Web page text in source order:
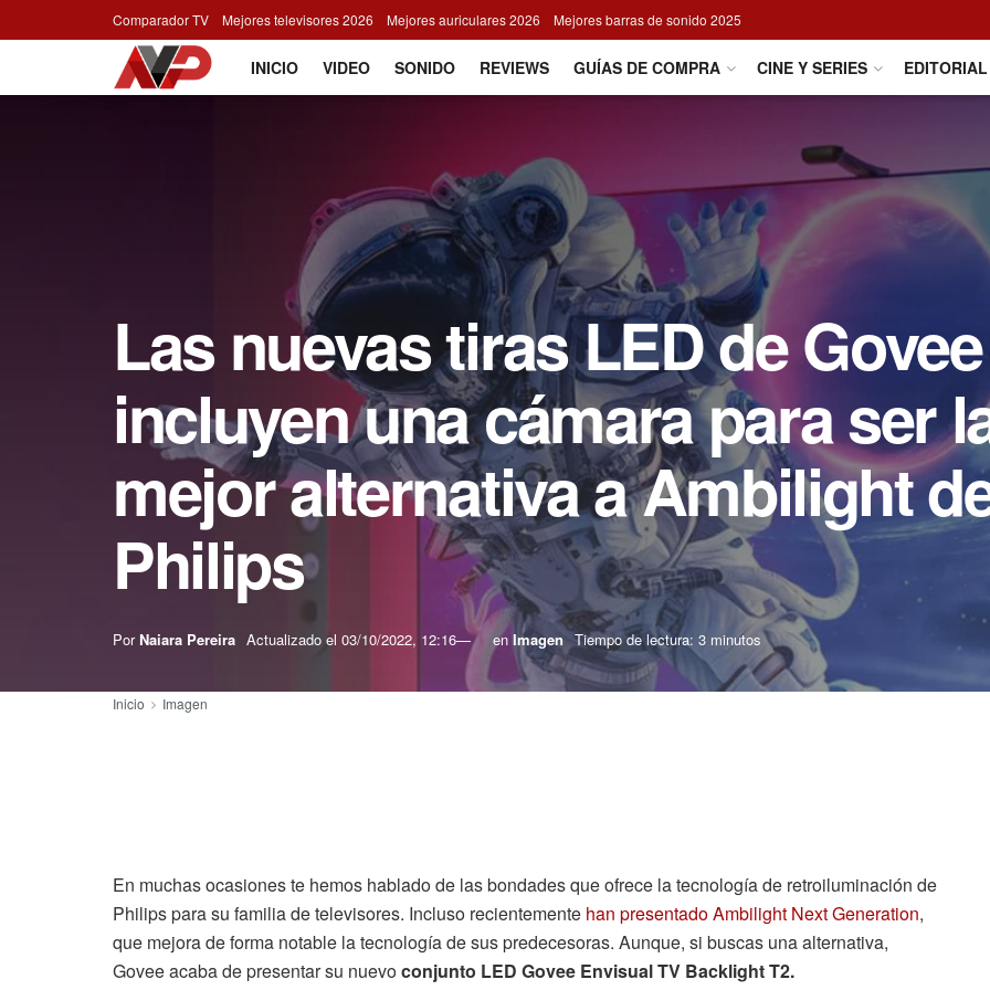
Comparador TV Mejores televisores 2026 Mejores auriculares 2026 Mejores barras de sonido 2025
INICIO VIDEO SONIDO REVIEWS GUÍAS DE COMPRA CINE Y SERIES EDITORIAL
Las nuevas tiras LED de Govee
incluyen una cámara para ser
mejor alternativa a Ambilight
Philips
Por Naiara Pereira Actualizado el 03/10/2022, 12:16 en Imagen Tiempo de lectura: 3 minutos
Inicio Imagen
En muchas ocasiones te hemos hablado de las bondades que ofrece la tecnología de retroiluminación de
Philips para su familia de televisores. Incluso recientemente han presentado Ambilight Next Generation,
que mejora de forma notable la tecnología de sus predecesoras. Aunque, si buscas una alternativa,
Govee acaba de presentar su nuevoconjunto LED Govee Envisual TV Backlight T2.